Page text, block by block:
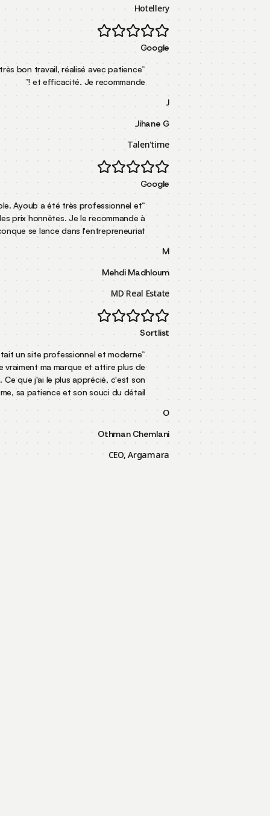
Hotellery
Excellent suivi, très bon travail, réalisé avec patience
et efficacité. Je recommande !
”
Talen'time
Google
“
Service incroyable. Ayoub a été très professionnel et
pratique des prix honnêtes. Je le recommande à
quiconque se lance dans l'entrepreneuriat.
”
M
Mehdi Madhloum
MD Real Estate
Sortlist
“
Mon objectif était un site professionnel et moderne
qui représente vraiment ma marque et attire plus de
clients. Ce que j'ai le plus apprécié, c'est son
professionnalisme, sa patience et son souci du détail.
”
O
Othman Chemlani
CEO, Argamara